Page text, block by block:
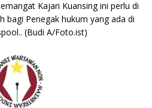
Kajari Kuansing ini perlu di
bagi Penegak hukum yang ada di
(Budi A/Foto.ist)